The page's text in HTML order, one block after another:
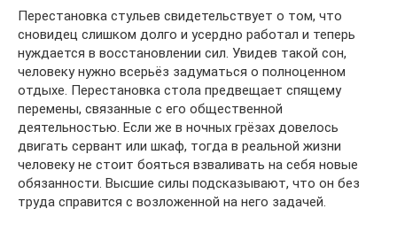
Перестановка стульев свидетельствует о том, что
сновидец слишком долго и усердно работал и теперь
нуждается в восстановлении сил. Увидев такой сон,
человеку нужно всерьёз задуматься о полноценном
отдыхе. Перестановка стола предвещает спящему
перемены, связанные с его общественной
деятельностью. Если же в ночных грёзах довелось
двигать сервант или шкаф, тогда в реальной жизни
человеку не стоит бояться взваливать на себя новые
обязанности. Высшие силы подсказывают, что он без
труда справится с возложенной на него задачей.